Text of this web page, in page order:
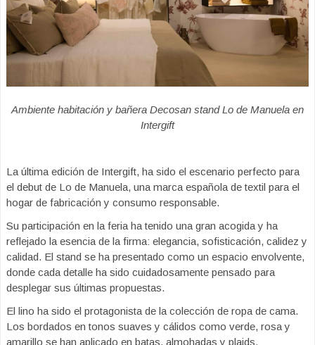
Ambiente habitación y bañera Decosan stand Lo de Manuela en
Intergift
La última edición de Intergift, ha sido el escenario perfecto para
el debut de Lo de Manuela, una marca española de textil para el
hogar de fabricación y consumo responsable.
Su participación en la feria ha tenido una gran acogida y ha
reflejado la esencia de la firma: elegancia, sofisticación, calidez y
calidad. El stand se ha presentado como un espacio envolvente,
donde cada detalle ha sido cuidadosamente pensado para
desplegar sus últimas propuestas.
El lino ha sido el protagonista de la colección de ropa de cama.
Los bordados en tonos suaves y cálidos como verde, rosa y
amarillo se han aplicado en batas, almohadas y plaids,